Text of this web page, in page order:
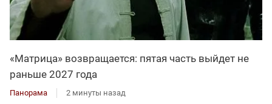
«Матрица» возвращается: пятая часть выйдет не
раньше 2027 года
Панорама 2 минуты назад